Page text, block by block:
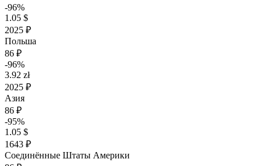
-96%
1.05 $
2025 ₽
Польша
86 ₽
-96%
3.92 zł
2025 ₽
Азия
86 ₽
-95%
1.05 $
1643 ₽
Соединённые Штаты Америки